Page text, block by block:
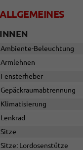
ALLGEMEINES
INNEN
Ambiente-Beleuchtung
Armlehnen
Fensterheber
Gepäckraumabtrennung
Klimatisierung
Lenkrad
Sitze
Sitze: Lordosenstütze